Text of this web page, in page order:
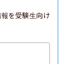
を受験生向け